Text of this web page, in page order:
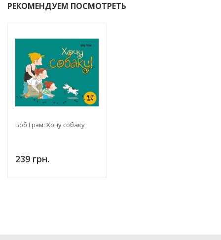
РЕКОМЕНДУЕМ ПОСМОТРЕТЬ
Боб Грэм: Хочу собаку
239 грн.